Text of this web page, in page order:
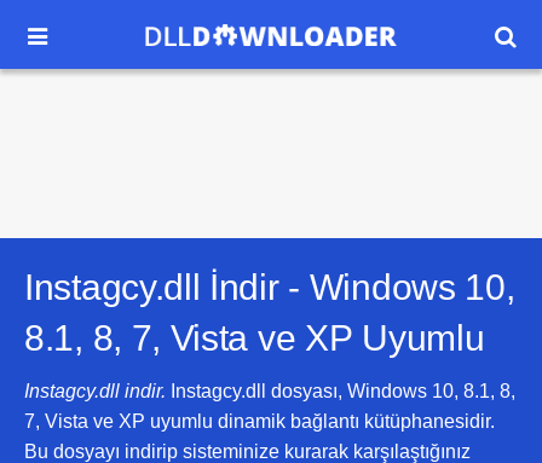
 
Instagcy.dll İndir - Windows 10,
8.1, 8, 7, Vista ve XP Uyumlu
Instagcy.dll indir. Instagcy.dll dosyası, Windows 10, 8.1, 8,
7, Vista ve XP uyumlu dinamik bağlantı kütüphanesidir.
Bu dosyayı indirip sisteminize kurarak karşılaştığınız